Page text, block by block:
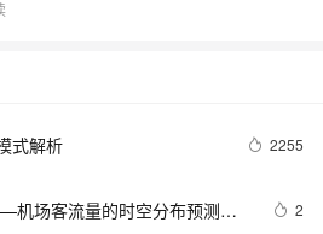
式解析 2255
场客流量的时空分布预测模
2